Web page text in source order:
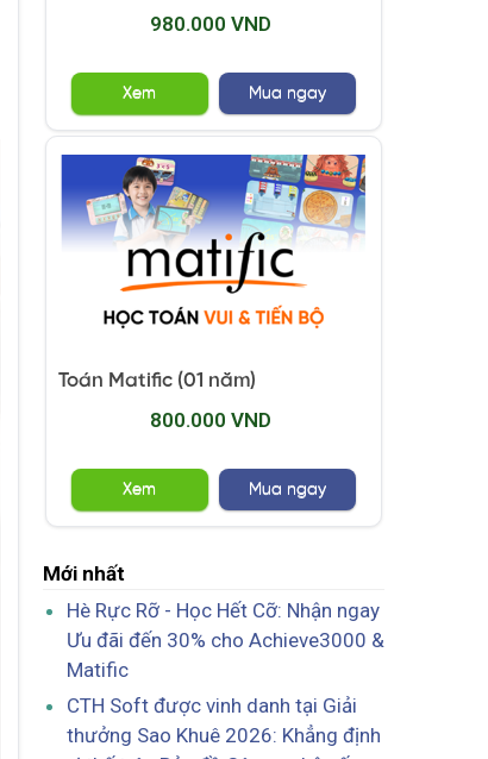
980.000 VND
Xem Mua ngay
Toán Matific (01 năm)
800.000 VND
Xem Mua ngay
Mới nhất
Hè Rực Rỡ - Học Hết Cỡ: Nhận ngay
Ưu đãi đến 30% cho Achieve3000 &
Matific
CTH Soft được vinh danh tại Giải
thưởng Sao Khuê 2026: Khẳng định